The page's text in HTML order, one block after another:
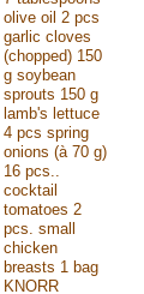
olive oil 2 pcs
garlic cloves
(chopped) 150
g soybean
sprouts 150 g
lamb's lettuce
4 pcs spring
onions (à 70 g)
16 pcs..
cocktail
tomatoes 2
pcs. small
chicken
breasts 1 bag
KNORR